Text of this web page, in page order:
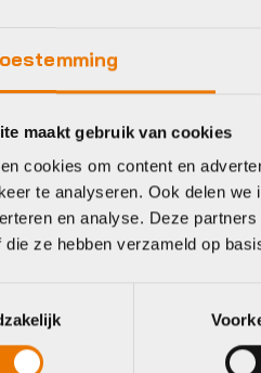
maakt gebruik van cookies
cookies om content en
te analyseren. Ook delen
en analyse. Deze
die ze hebben verzameld op
Xlc BATT
CR2032
Op voorraad in winkel